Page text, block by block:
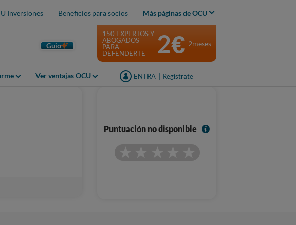
Inversiones Beneficios para socios Más páginas de OCU
Guio
Ver ventajas OCU ENTRA Regístrate
150 EXPERTOS Y
ABOGADOS
PARA
DEFENDERTE
2€ 2meses
Puntuación no disponible
I